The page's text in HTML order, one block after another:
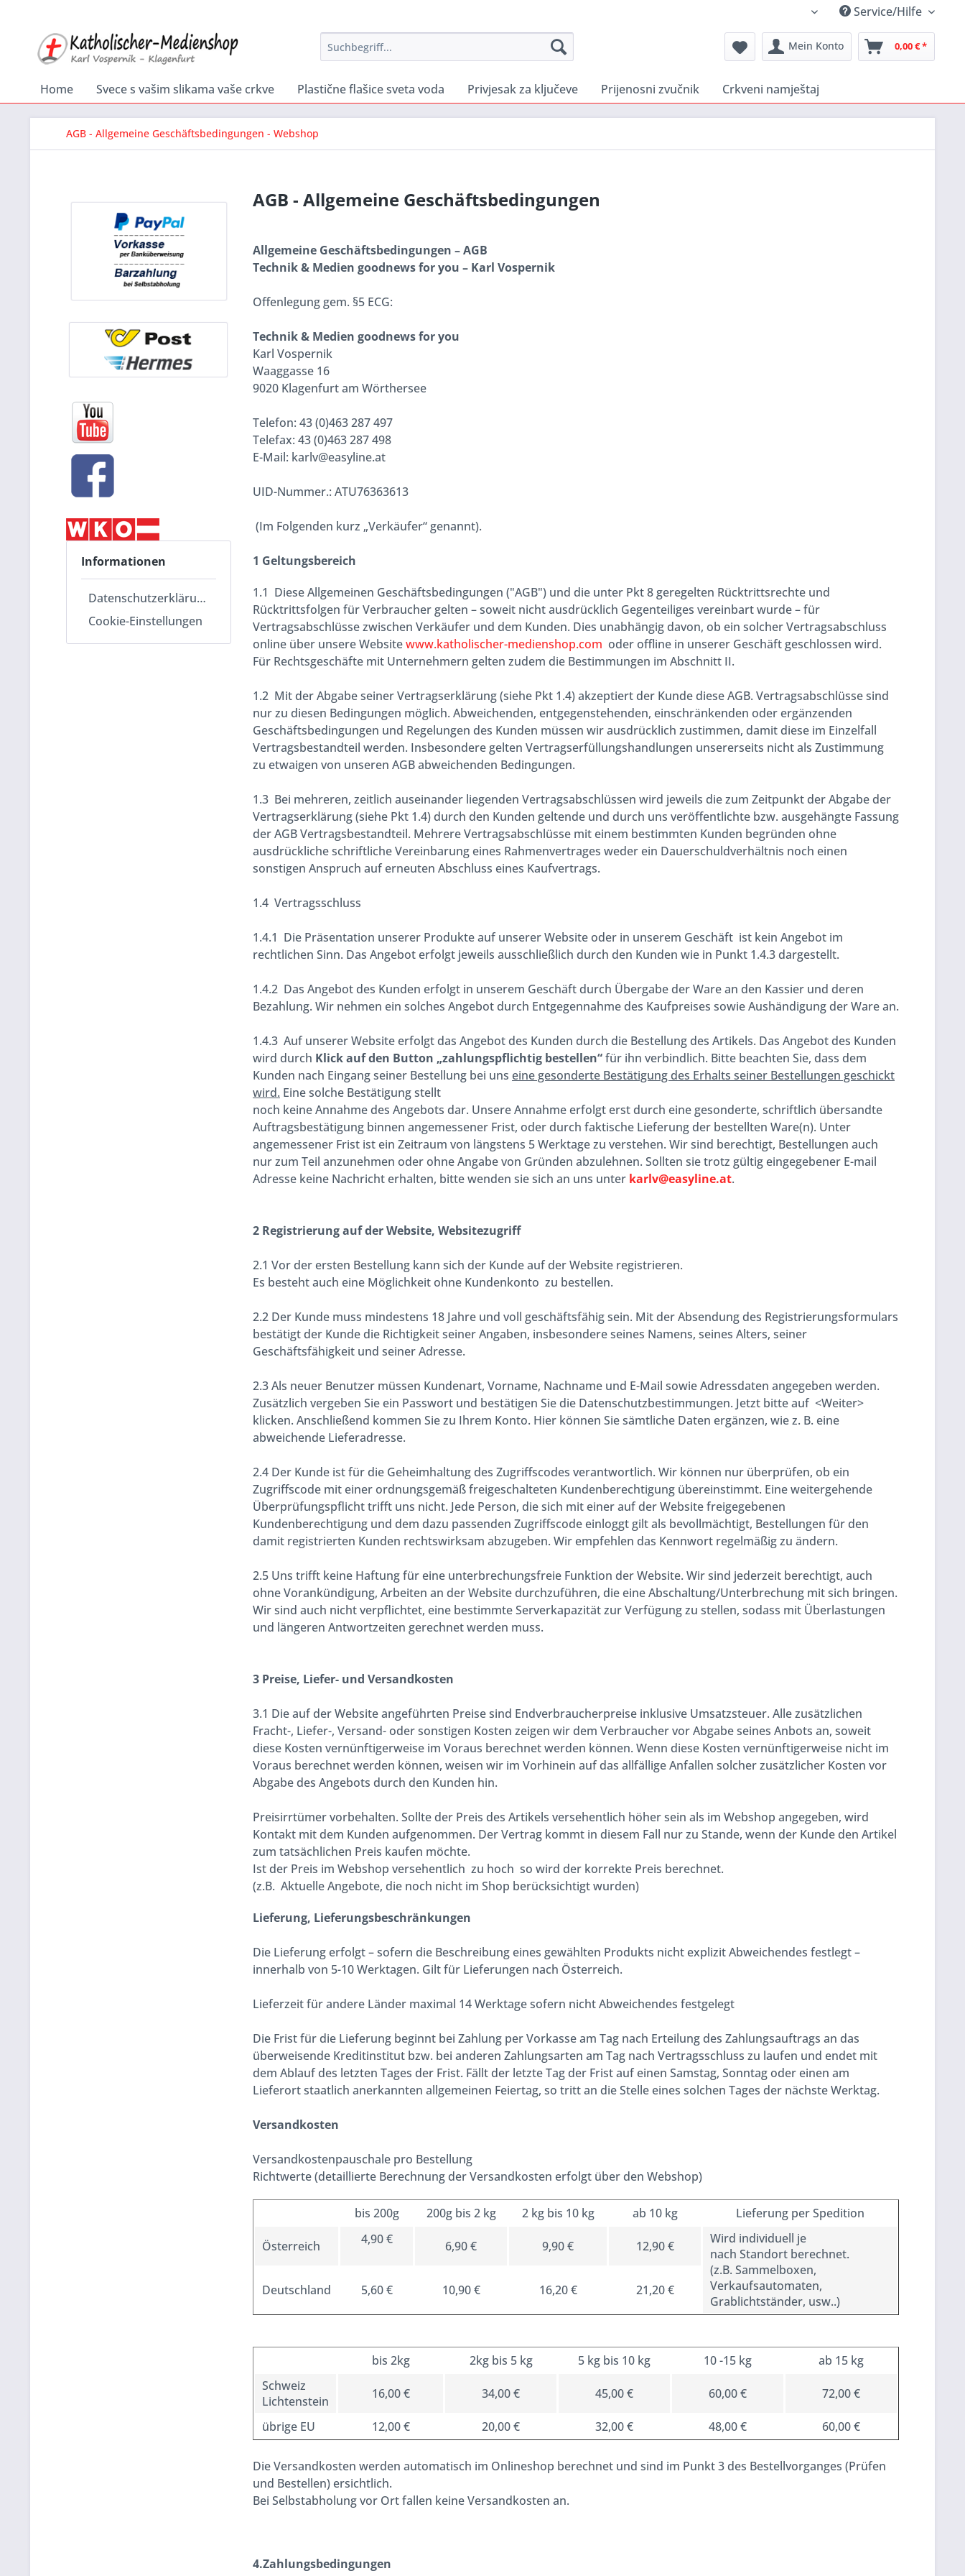
Hrvatski ShopService/Hilfe
Mein Konto 0,00 € *
Home Svece s vašim slikama vaše crkve Plastične flašice sveta voda Privjesak za ključeve Prijenosni zvučnik Crkveni namještaj
AGB - Allgemeine Geschäftsbedingungen - Webshop
Informationen
Datenschutzerklärung
Cookie-Einstellungen
AGB - Allgemeine Geschäftsbedingungen
Allgemeine Geschäftsbedingungen – AGB
Technik & Medien goodnews for you – Karl Vospernik
Offenlegung gem. §5 ECG:
Technik & Medien goodnews for you
Karl Vospernik
Waaggasse 16
9020 Klagenfurt am Wörthersee
Telefon: 43 (0)463 287 497
Telefax: 43 (0)463 287 498
E-Mail: karlv@easyline.at
UID-Nummer.: ATU76363613
(Im Folgenden kurz „Verkäufer“ genannt).
1 Geltungsbereich
1.1 Diese Allgemeinen Geschäftsbedingungen ("AGB") und die unter Pkt 8 geregelten Rücktrittsrechte und
Rücktrittsfolgen für Verbraucher gelten – soweit nicht ausdrücklich Gegenteiliges vereinbart wurde – für
Vertragsabschlüsse zwischen Verkäufer und dem Kunden. Dies unabhängig davon, ob ein solcher Vertragsabschluss
online über unsere Websitewww.katholischer-medienshop.com oder offline in unserer Geschäft geschlossen wird.
Für Rechtsgeschäfte mit Unternehmern gelten zudem die Bestimmungen im Abschnitt II.
1.2 Mit der Abgabe seiner Vertragserklärung (siehe Pkt 1.4) akzeptiert der Kunde diese AGB. Vertragsabschlüsse sind
nur zu diesen Bedingungen möglich. Abweichenden, entgegenstehenden, einschränkenden oder ergänzenden
Geschäftsbedingungen und Regelungen des Kunden müssen wir ausdrücklich zustimmen, damit diese im Einzelfall
Vertragsbestandteil werden. Insbesondere gelten Vertragserfüllungshandlungen unsererseits nicht als Zustimmung
zu etwaigen von unseren AGB abweichenden Bedingungen.
1.3 Bei mehreren, zeitlich auseinander liegenden Vertragsabschlüssen wird jeweils die zum Zeitpunkt der Abgabe der
Vertragserklärung (siehe Pkt 1.4) durch den Kunden geltende und durch uns veröffentlichte bzw. ausgehängte Fassung
der AGB Vertragsbestandteil. Mehrere Vertragsabschlüsse mit einem bestimmten Kunden begründen ohne
ausdrückliche schriftliche Vereinbarung eines Rahmenvertrages weder ein Dauerschuldverhältnis noch einen
sonstigen Anspruch auf erneuten Abschluss eines Kaufvertrags.
1.4 Vertragsschluss
1.4.1 Die Präsentation unserer Produkte auf unserer Website oder in unserem Geschäft ist kein Angebot im
rechtlichen Sinn. Das Angebot erfolgt jeweils ausschließlich durch den Kunden wie in Punkt 1.4.3 dargestellt.
1.4.2 Das Angebot des Kunden erfolgt in unserem Geschäft durch Übergabe der Ware an den Kassier und deren
Bezahlung. Wir nehmen ein solches Angebot durch Entgegennahme des Kaufpreises sowie Aushändigung der Ware an.
1.4.3 Auf unserer Website erfolgt das Angebot des Kunden durch die Bestellung des Artikels. Das Angebot des Kunden
wird durch Klick auf den Button „zahlungspflichtig bestellen“für ihn verbindlich. Bitte beachten Sie, dass dem
Kunden nach Eingang seiner Bestellung bei uns eine gesonderte Bestätigung des Erhalts seiner Bestellungen geschickt
wird. Eine solche Bestätigung stellt
noch keine Annahme des Angebots dar. Unsere Annahme erfolgt erst durch eine gesonderte, schriftlich übersandte
Auftragsbestätigung binnen angemessener Frist, oder durch faktische Lieferung der bestellten Ware(n). Unter
angemessener Frist ist ein Zeitraum von längstens 5 Werktage zu verstehen. Wir sind berechtigt, Bestellungen auch
nur zum Teil anzunehmen oder ohne Angabe von Gründen abzulehnen. Sollten sie trotz gültig eingegebener E-mail
Adresse keine Nachricht erhalten, bitte wenden sie sich an uns unter karlv@easyline.at.
2 Registrierung auf der Website, Websitezugriff
2.1 Vor der ersten Bestellung kann sich der Kunde auf der Website registrieren.
Es besteht auch eine Möglichkeit ohne Kundenkonto zu bestellen.
2.2 Der Kunde muss mindestens 18 Jahre und voll geschäftsfähig sein. Mit der Absendung des Registrierungsformulars
bestätigt der Kunde die Richtigkeit seiner Angaben, insbesondere seines Namens, seines Alters, seiner
Geschäftsfähigkeit und seiner Adresse.
2.3 Als neuer Benutzer müssen Kundenart, Vorname, Nachname und E-Mail sowie Adressdaten angegeben werden.
Zusätzlich vergeben Sie ein Passwort und bestätigen Sie die Datenschutzbestimmungen. Jetzt bitte auf <Weiter>
klicken. Anschließend kommen Sie zu Ihrem Konto. Hier können Sie sämtliche Daten ergänzen, wie z. B. eine
abweichende Lieferadresse.
2.4 Der Kunde ist für die Geheimhaltung des Zugriffscodes verantwortlich. Wir können nur überprüfen, ob ein
Zugriffscode mit einer ordnungsgemäß freigeschalteten Kundenberechtigung übereinstimmt. Eine weitergehende
Überprüfungspflicht trifft uns nicht. Jede Person, die sich mit einer auf der Website freigegebenen
Kundenberechtigung und dem dazu passenden Zugriffscode einloggt gilt als bevollmächtigt, Bestellungen für den
damit registrierten Kunden rechtswirksam abzugeben. Wir empfehlen das Kennwort regelmäßig zu ändern.
2.5 Uns trifft keine Haftung für eine unterbrechungsfreie Funktion der Website. Wir sind jederzeit berechtigt, auch
ohne Vorankündigung, Arbeiten an der Website durchzuführen, die eine Abschaltung/Unterbrechung mit sich bringen.
Wir sind auch nicht verpflichtet, eine bestimmte Serverkapazität zur Verfügung zu stellen, sodass mit Überlastungen
und längeren Antwortzeiten gerechnet werden muss.
3 Preise, Liefer- und Versandkosten
3.1 Die auf der Website angeführten Preise sind Endverbraucherpreise inklusive Umsatzsteuer. Alle zusätzlichen
Fracht-, Liefer-, Versand- oder sonstigen Kosten zeigen wir dem Verbraucher vor Abgabe seines Anbots an, soweit
diese Kosten vernünftigerweise im Voraus berechnet werden können. Wenn diese Kosten vernünftigerweise nicht im
Voraus berechnet werden können, weisen wir im Vorhinein auf das allfällige Anfallen solcher zusätzlicher Kosten vor
Abgabe des Angebots durch den Kunden hin.
Preisirrtümer vorbehalten. Sollte der Preis des Artikels versehentlich höher sein als im Webshop angegeben, wird
Kontakt mit dem Kunden aufgenommen. Der Vertrag kommt in diesem Fall nur zu Stande, wenn der Kunde den Artikel
zum tatsächlichen Preis kaufen möchte.
Ist der Preis im Webshop versehentlich zu hoch so wird der korrekte Preis berechnet.
(z.B. Aktuelle Angebote, die noch nicht im Shop berücksichtigt wurden)
Lieferung, Lieferungsbeschränkungen
Die Lieferung erfolgt – sofern die Beschreibung eines gewählten Produkts nicht explizit Abweichendes festlegt –
innerhalb von 5-10 Werktagen. Gilt für Lieferungen nach Österreich.
Lieferzeit für andere Länder maximal 14 Werktage sofern nicht Abweichendes festgelegt
Die Frist für die Lieferung beginnt bei Zahlung per Vorkasse am Tag nach Erteilung des Zahlungsauftrags an das
überweisende Kreditinstitut bzw. bei anderen Zahlungsarten am Tag nach Vertragsschluss zu laufen und endet mit
dem Ablauf des letzten Tages der Frist. Fällt der letzte Tag der Frist auf einen Samstag, Sonntag oder einen am
Lieferort staatlich anerkannten allgemeinen Feiertag, so tritt an die Stelle eines solchen Tages der nächste Werktag.
Versandkosten
Versandkostenpauschale pro Bestellung
Richtwerte (detaillierte Berechnung der Versandkosten erfolgt über den Webshop)
bis 200g 200g bis 2 kg 2 kg bis 10 kg ab 10 kg Lieferung per Spedition
Österreich 4,90 € 6,90 € 9,90 € 12,90 €
Wird individuell je
nach Standort berechnet.
(z.B. Sammelboxen,
Verkaufsautomaten,
Grablichtständer, usw..)
Deutschland 5,60 € 10,90 € 16,20 € 21,20 €
bis 2kg 2kg bis 5 kg 5 kg bis 10 kg 10 -15 kg
ab 15 kg
Schweiz
Lichtenstein
16,00 € 34,00 € 45,00 € 60,00 € 72,00 €
übrige EU 12,00 € 20,00 € 32,00 € 48,00 € 60,00 €
Die Versandkosten werden automatisch im Onlineshop berechnet und sind im Punkt 3 des Bestellvorganges (Prüfen
und Bestellen) ersichtlich.
Bei Selbstabholung vor Ort fallen keine Versandkosten an.
4.Zahlungsbedingungen